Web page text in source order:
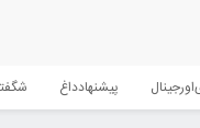
اورجینال پیشنهادداغ